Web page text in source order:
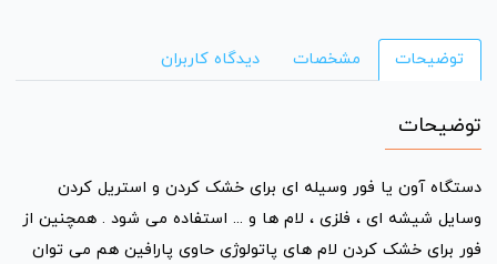
توضیحات مشخصات دیدگاه کاربران
توضیحات
دستگاه آون یا فور وسیله ای برای خشک کردن و استریل کردن
وسایل شیشه ای ، فلزی ، لام ها و ... استفاده می شود . همچنین از
فور برای خشک کردن لام های پاتولوژی حاوی پارافین هم می توان